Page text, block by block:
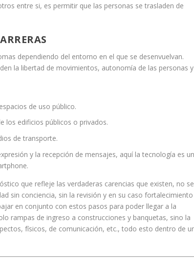
entre si, es permitir que las personas se trasladen de
dependiendo del entorno en el que se desenvuelvan.
la libertad de movimientos, autonomía de las personas y
de uso público.
los edificios públicos o privados.
de transporte.
y la recepción de mensajes, aquí la tecnología es
que refleje las verdaderas carencias que existen, no se
sin conciencia, sin la revisión y en su caso fortalecimiento
en conjunto con estos pasos para poder llegar a la
rampas de ingreso a construcciones y banquetas, sino la
físicos, de comunicación, etc., todo esto dentro de